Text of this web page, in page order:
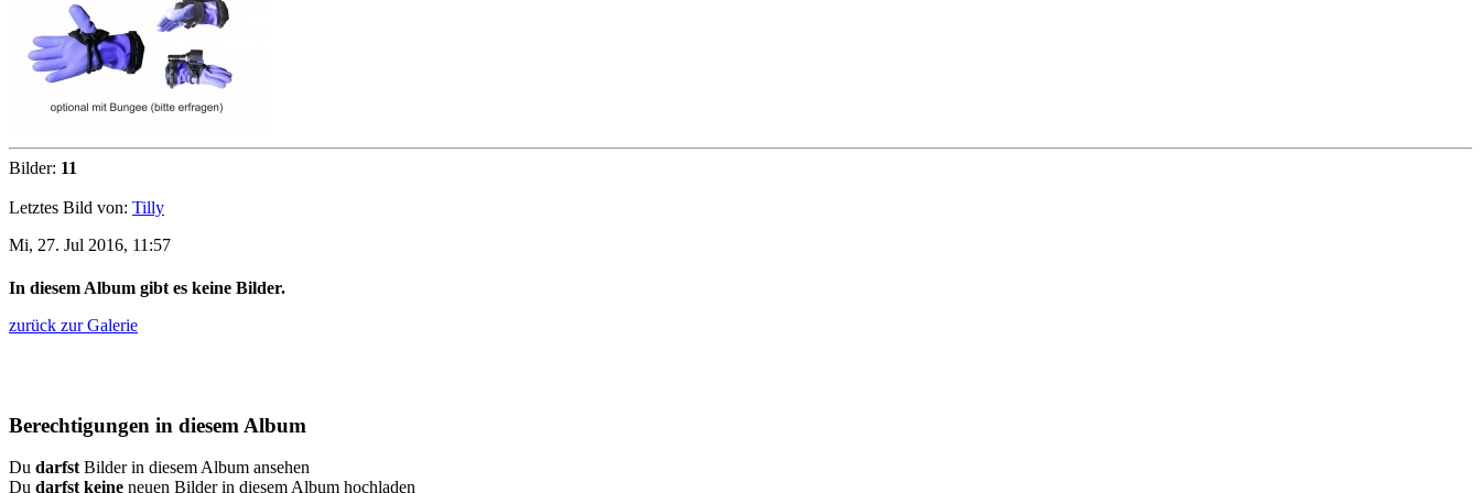
Bilder: 11
Letztes Bild von: Tilly
Mi, 27. Jul 2016, 11:57
In diesem Album gibt es keine Bilder.
zurück zur Galerie
Berechtigungen in diesem Album
Du darfst Bilder in diesem Album ansehen
Du darfst keine neuen Bilder in diesem Album hochladen